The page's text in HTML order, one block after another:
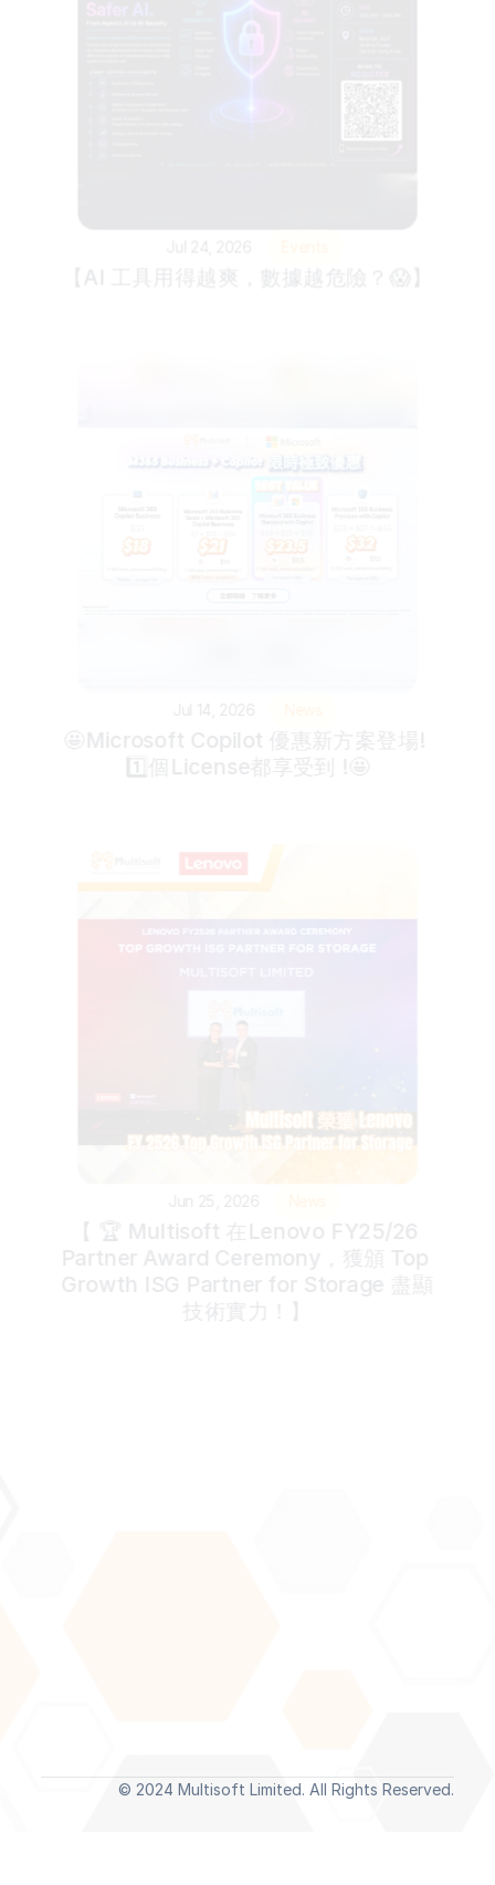
【AI 工具用得越爽，數據越危險？😱】
Jul 14, 2026
🤩Microsoft Copilot 優惠新方案登場!
1️⃣個License都享受到 !🤩
Jun 25, 2026
【 🏆 Multisoft 在Lenovo FY25/26
Partner Award Ceremony，獲頒 Top
Growth ISG Partner for Storage 盡顯
技術實力！】
Blogs
© 2024 Multisoft Limited. All Rights Reserved.